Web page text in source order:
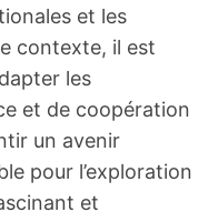
et les
contexte, il est
les
et de coopération
un avenir
pour l’exploration
et